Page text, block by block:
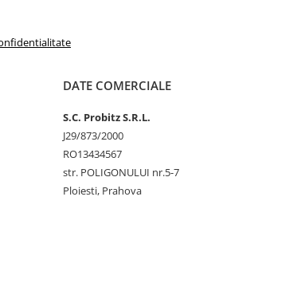
DATE COMERCIALE
S.C. Probitz S.R.L.
J29/873/2000
RO13434567
str. POLIGONULUI nr.5-7
Ploiesti, Prahova